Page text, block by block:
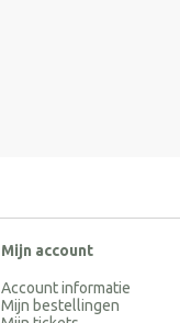
Mijn account
Account informatie
Mijn bestellingen